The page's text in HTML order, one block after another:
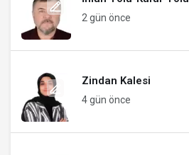
2 gün önce
Zindan Kalesi
4 gün önce